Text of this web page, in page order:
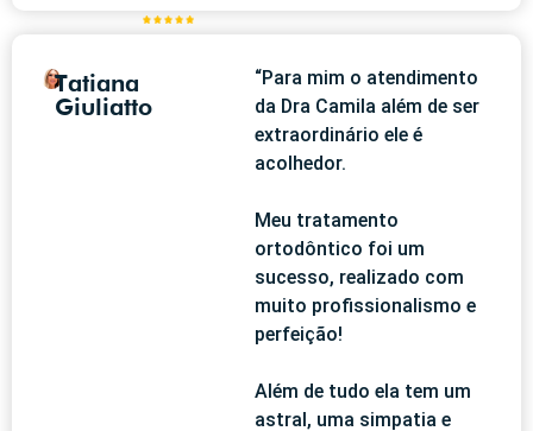
Tatiana
Giuliatto
“Para mim o atendimento
da Dra Camila além de ser
extraordinário ele é
acolhedor.
Meu tratamento
ortodôntico foi um
sucesso, realizado com
muito profissionalismo e
perfeição!
Além de tudo ela tem um
astral, uma simpatia e